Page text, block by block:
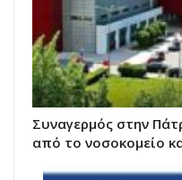
Συναγερμός στην
από το νοσοκομείο